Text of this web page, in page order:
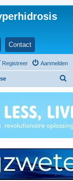
Contact
Aanmelden
Registreer
k